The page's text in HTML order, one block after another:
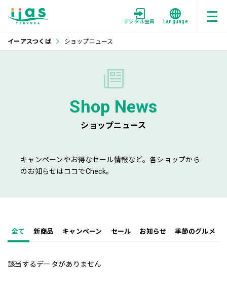
デジタル会員 Language
イーアスつくば ショップニュース
Shop News
ショップニュース
キャンペーンやお得なセール情報など。各ショップから
のお知らせはココでCheck。
全て 新商品 キャンペーン セール お知らせ 季節のグルメ
該当するデータがありません